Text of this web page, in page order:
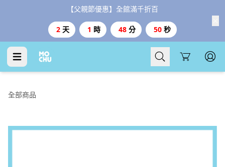
【父親節優惠】全館滿千折百
2 天 1 時 48 分 49 秒
Cart
全部商品